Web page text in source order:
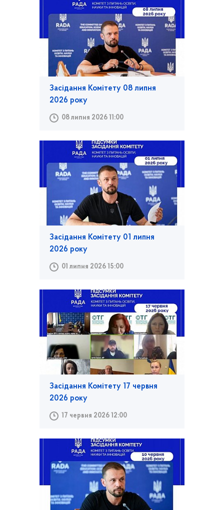
Засідання Комітету 08 липня
2026 року
08 липня 2026 11:00
Засідання Комітету 01 липня
2026 року
01 липня 2026 15:00
Засідання Комітету 17 червня
2026 року
17 червня 2026 12:00